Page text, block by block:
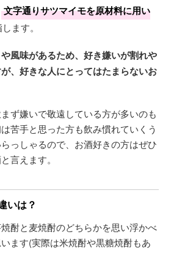
文字通りサツマイモを原材料に用い
ます。
風味があるため、好き嫌いが割れや
、好きな人にとってはたまらないお
ず嫌いで敬遠している方が多いのも
苦手と思った方も飲み慣れていくう
っしゃるので、お酒好きの方はぜひ
言えます。
いは？
酎と麦焼酎のどちらかを思い浮かべ
ます(実際は米焼酎や黒糖焼酎もあ